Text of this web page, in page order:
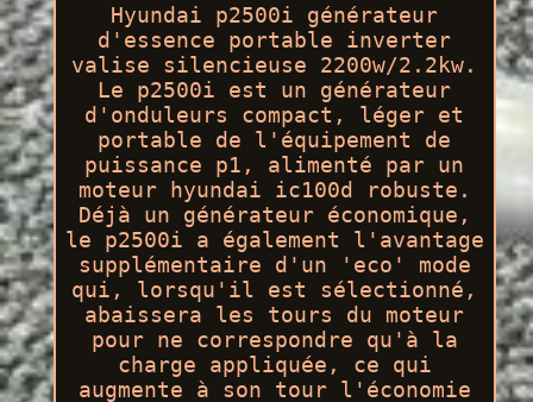
Hyundai p2500i générateur
d'essence portable inverter
valise silencieuse 2200w/2.2kw.
Le p2500i est un générateur
d'onduleurs compact, léger et
portable de l'équipement de
puissance p1, alimenté par un
moteur hyundai ic100d robuste.
Déjà un générateur économique,
le p2500i a également l'avantage
supplémentaire d'un 'eco' mode
qui, lorsqu'il est sélectionné,
abaissera les tours du moteur
pour ne correspondre qu'à la
charge appliquée, ce qui
augmente à son tour l'économie